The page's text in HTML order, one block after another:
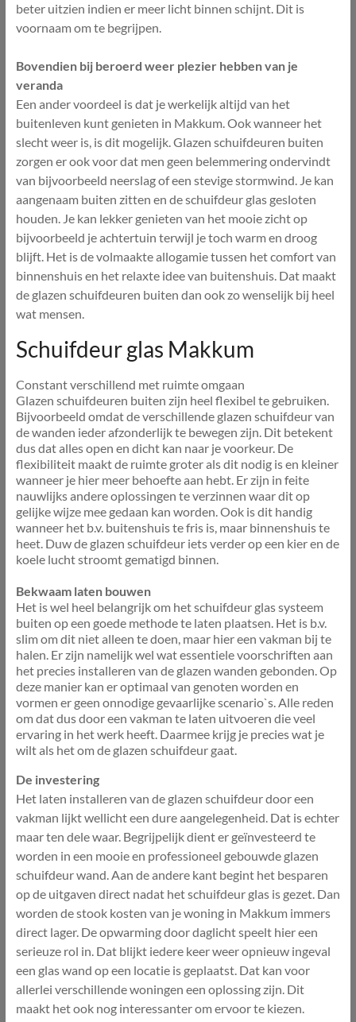
beter uitzien indien er meer licht binnen schijnt. Dit is
voornaam om te begrijpen.
Bovendien bij beroerd weer plezier hebben van je
veranda
Een ander voordeel is dat je werkelijk altijd van het
buitenleven kunt genieten in Makkum. Ook wanneer het
slecht weer is, is dit mogelijk. Glazen schuifdeuren buiten
zorgen er ook voor dat men geen belemmering ondervindt
van bijvoorbeeld neerslag of een stevige stormwind. Je kan
aangenaam buiten zitten en de schuifdeur glas gesloten
houden. Je kan lekker genieten van het mooie zicht op
bijvoorbeeld je achtertuin terwijl je toch warm en droog
blijft. Het is de volmaakte allogamie tussen het comfort van
binnenshuis en het relaxte idee van buitenshuis. Dat maakt
de glazen schuifdeuren buiten dan ook zo wenselijk bij heel
wat mensen.
Schuifdeur glas Makkum
Constant verschillend met ruimte omgaan
Glazen schuifdeuren buiten zijn heel flexibel te gebruiken.
Bijvoorbeeld omdat de verschillende glazen schuifdeur van
de wanden ieder afzonderlijk te bewegen zijn. Dit betekent
dus dat alles open en dicht kan naar je voorkeur. De
flexibiliteit maakt de ruimte groter als dit nodig is en kleiner
wanneer je hier meer behoefte aan hebt. Er zijn in feite
nauwlijks andere oplossingen te verzinnen waar dit op
gelijke wijze mee gedaan kan worden. Ook is dit handig
wanneer het b.v. buitenshuis te fris is, maar binnenshuis te
heet. Duw de glazen schuifdeur iets verder op een kier en de
koele lucht stroomt gematigd binnen.
Bekwaam laten bouwen
Het is wel heel belangrijk om het schuifdeur glas systeem
buiten op een goede methode te laten plaatsen. Het is b.v.
slim om dit niet alleen te doen, maar hier een vakman bij te
halen. Er zijn namelijk wel wat essentiele voorschriften aan
het precies installeren van de glazen wanden gebonden. Op
deze manier kan er optimaal van genoten worden en
vormen er geen onnodige gevaarlijke scenario`s. Alle reden
om dat dus door een vakman te laten uitvoeren die veel
ervaring in het werk heeft. Daarmee krijg je precies wat je
wilt als het om de glazen schuifdeur gaat.
De investering
Het laten installeren van de glazen schuifdeur door een
vakman lijkt wellicht een dure aangelegenheid. Dat is echter
maar ten dele waar. Begrijpelijk dient er geïnvesteerd te
worden in een mooie en professioneel gebouwde glazen
schuifdeur wand. Aan de andere kant begint het besparen
op de uitgaven direct nadat het schuifdeur glas is gezet. Dan
worden de stook kosten van je woning in Makkum immers
direct lager. De opwarming door daglicht speelt hier een
serieuze rol in. Dat blijkt iedere keer weer opnieuw ingeval
een glas wand op een locatie is geplaatst. Dat kan voor
allerlei verschillende woningen een oplossing zijn. Dit
maakt het ook nog interessanter om ervoor te kiezen.